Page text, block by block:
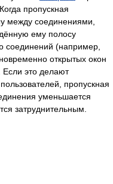
. Когда пропускная
между соединениями,
ему полосу
соединений (например,
открытых окон
Если это делают
пропускная
уменьшается
затруднительным.